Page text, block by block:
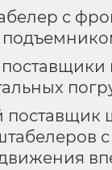
с
поставщик